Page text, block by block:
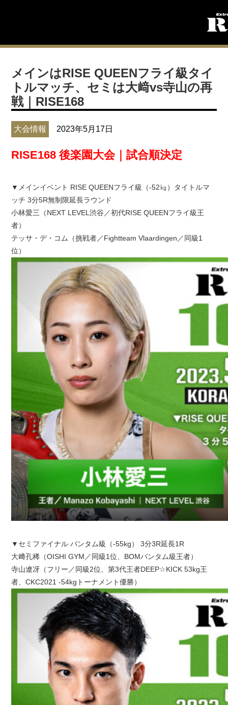
メインはRISE QUEENフライ級タイ
トルマッチ、セミは大﨑vs寺山の再
戦｜RISE168
大会情報 2023年5月17日
RISE168 後楽園大会｜試合順決定
▼メインイベント RISE QUEENフライ級（-52㎏）タイトルマ
ッチ 3分5R無制限延長ラウンド
小林愛三（NEXT LEVEL渋谷／初代RISE QUEENフライ級王
者）
テッサ・デ・コム（挑戦者／Fightteam Vlaardingen／同級1
位）
▼セミファイナル バンタム級（-55kg） 3分3R延長1R
大﨑孔稀（OISHI GYM／同級1位、BOMバンタム級王者）
寺山遼冴（フリー／同級2位、第3代王者DEEP☆KICK 53kg王
者、CKC2021 -54kgトーナメント優勝）